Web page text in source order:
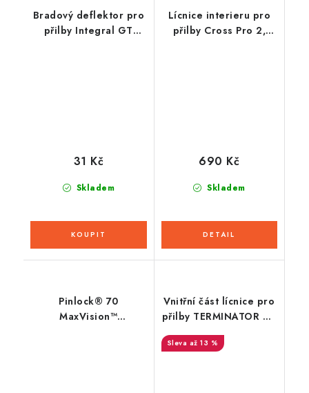
Bradový deflektor pro
přilby Integral GT
Skladem
31 Kč
Lícnice interieru pro
přilby Cross Pro 2,
Skladem
690 Kč
Pinlock® 70
MaxVision™
Vnitřní část lícnice pro
přilby TERMINATOR 2.1
S, AIROH
až 13 %